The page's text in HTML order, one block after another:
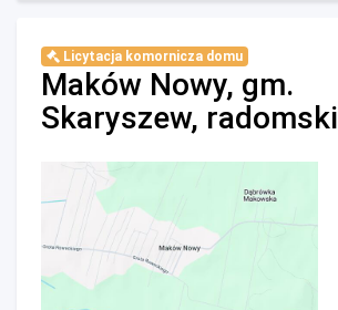
Licytacja komornicza domu
Maków Nowy, gm.
Skaryszew, radomski